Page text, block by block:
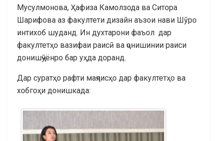
Мусулмонова, Ҳафиза Камолзода ва Ситора
Шарифова аз факултети дизайн аъзои нави Шӯро
интихоб шуданд. Ин духтарони фаъол дар
факултетҳо вазифаи раисӣ ва ҷонишинии раиси
донишҷӯёнро бар уҳда доранд.
Дар суратҳо рафти маҷлисҳо дар факултетҳо ва
хобгоҳи донишкада: